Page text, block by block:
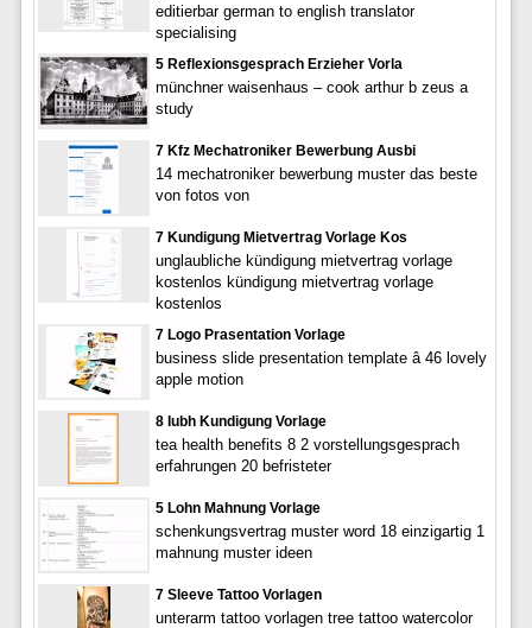
editierbar german to english translator
specialising
5 Reflexionsgesprach Erzieher Vorla
münchner waisenhaus – cook arthur b zeus a
study
7 Kfz Mechatroniker Bewerbung Ausbi
14 mechatroniker bewerbung muster das beste
von fotos von
7 Kundigung Mietvertrag Vorlage Kos
unglaubliche kündigung mietvertrag vorlage
kostenlos kündigung mietvertrag vorlage
kostenlos
7 Logo Prasentation Vorlage
business slide presentation template â 46 lovely
apple motion
8 Iubh Kundigung Vorlage
tea health benefits 8 2 vorstellungsgesprach
erfahrungen 20 befristeter
5 Lohn Mahnung Vorlage
schenkungsvertrag muster word 18 einzigartig 1
mahnung muster ideen
7 Sleeve Tattoo Vorlagen
unterarm tattoo vorlagen tree tattoo watercolor